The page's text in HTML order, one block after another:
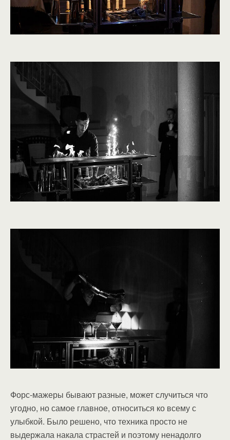
Форс-мажеры бывают разные, может случиться что
угодно, но самое главное, относиться ко всему с
улыбкой. Было решено, что техника просто не
выдержала накала страстей и поэтому ненадолго